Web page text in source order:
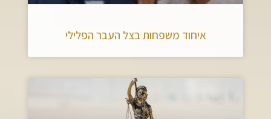
איחוד משפחות בצל העבר הפלילי